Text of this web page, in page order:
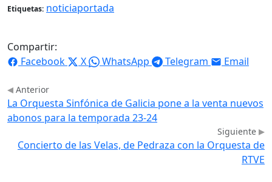
Etiquetas: noticiaportada
Compartir:
Facebook
X WhatsApp Telegram Email
Anterior
La Orquesta Sinfónica de Galicia pone a la venta nuevos
abonos para la temporada 23-24
Siguiente
Concierto de las Velas, de Pedraza con la Orquesta de
RTVE